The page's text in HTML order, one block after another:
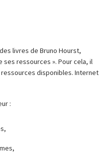
livres de Bruno Hourst,
ressources ». Pour cela, il
disponibles. Internet
: